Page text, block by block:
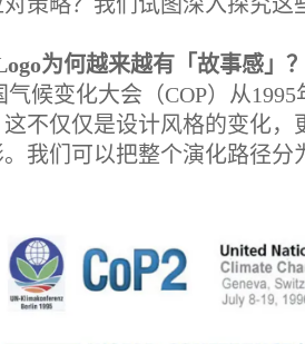
为何越来越有「故事感」？
气候变化大会（COP）从
不仅仅是设计风格的变化
我们可以把整个演化路径分